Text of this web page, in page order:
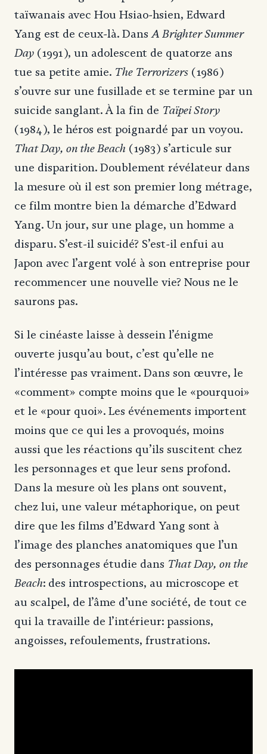
taïwanais avec Hou Hsiao-hsien, Edward
Yang est de ceux-là. DansA Brighter Summer
Day (1991), un adolescent de quatorze ans
tue sa petite amie. The Terrorizers (1986)
s’ouvre sur une fusillade et se termine par un
suicide sanglant. À la fin de Taïpei Story
(1984), le héros est poignardé par un voyou.
That Day, on the Beach (1983) s’articule sur
une disparition. Doublement révélateur dans
la mesure où il est son premier long métrage,
ce film montre bien la démarche d’Edward
Yang. Un jour, sur une plage, un homme a
disparu. S’est-il suicidé? S’est-il enfui au
Japon avec l’argent volé à son entreprise pour
recommencer une nouvelle vie? Nous ne le
saurons pas.
Si le cinéaste laisse à dessein l’énigme
ouverte jusqu’au bout, c’est qu’elle ne
l’intéresse pas vraiment. Dans son œuvre, le
«comment» compte moins que le «pourquoi»
et le «pour quoi». Les événements importent
moins que ce qui les a provoqués, moins
aussi que les réactions qu’ils suscitent chez
les personnages et que leur sens profond.
Dans la mesure où les plans ont souvent,
chez lui, une valeur métaphorique, on peut
dire que les films d’Edward Yang sont à
l’image des planches anatomiques que l’un
des personnages étudie dans That Day, on the
Beach: des introspections, au microscope et
au scalpel, de l’âme d’une société, de tout ce
qui la travaille de l’intérieur: passions,
angoisses, refoulements, frustrations.